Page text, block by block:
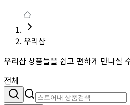
우리샵
우리샵 상품들을 쉽고 편하게 만나실
전체